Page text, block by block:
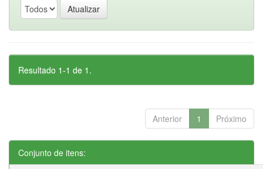
Resultado 1-1 de 1.
Anterior 1 Próximo
Conjunto de itens: